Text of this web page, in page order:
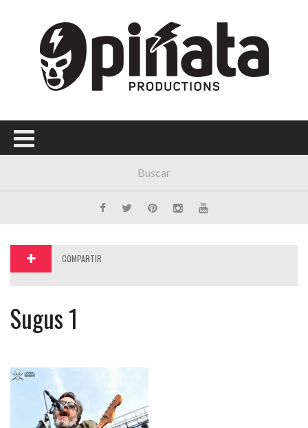
Menú Principal
PORTADA
CONCIERTOS
FESTIVALES
COMPARTIR
Sugus 1